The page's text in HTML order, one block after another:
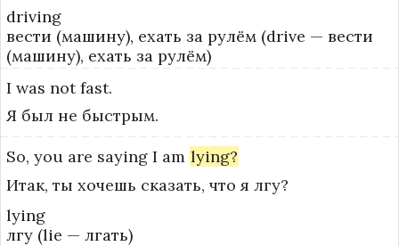
driving
вести (машину), ехать за рулём (drive — вести
(машину), ехать за рулём)
I was not fast.
Я был не быстрым.
So, you are saying I am lying?
Итак, ты хочешь сказать, что я лгу?
lying
лгу (lie — лгать)